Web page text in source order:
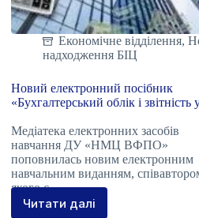
Економічне відділення,
надходження БІЦ
Новий електронний посібник
«Бухгалтерський облік і звітність
Медіатека електронних засобів
навчання ДУ «НМЦ ВФПО»
поповнилась новим електронним
навчальним виданням,
якого є…
Читати далі
Новий